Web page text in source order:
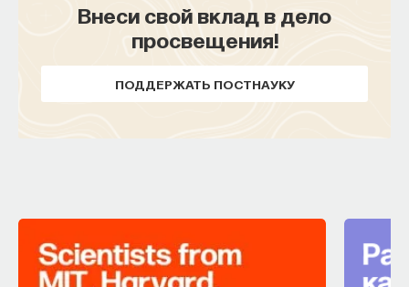
Внеси свой вклад в дело
просвещения!
ПОДДЕРЖАТЬ ПОСТНАУКУ